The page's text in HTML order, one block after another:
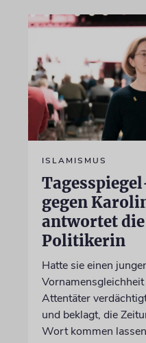
ISLAMISMUS
gegen
antwortet
Politikerin
Hatte sie einen
Attentäter
und beklagt, die
Wort kommen lassen